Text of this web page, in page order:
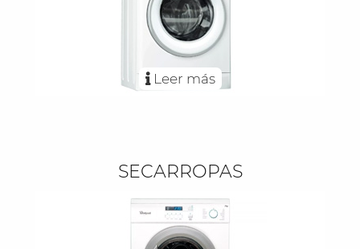
Leer más
SECARROPAS